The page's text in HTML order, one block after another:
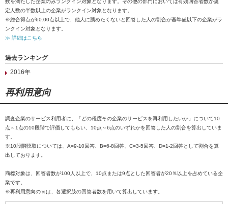
数を満たした企業のみランクイン対象となります。その他の部門においては有効回答者数が規
定人数の半数以上の企業がランクイン対象となります。
※総合得点が60.00点以上で、他人に薦めたくないと回答した人の割合が基準値以下の企業がラ
ンクイン対象となります。
≫ 詳細はこちら
過去ランキング
2016年
再利用意向
調査企業のサービス利用者に、「どの程度その企業のサービスを再利用したいか」について10
点～1点の10段階で評価してもらい、10点～6点のいずれかを回答した人の割合を算出していま
す。
※10段階聴取については、A=9-10回答、B=6-8回答、C=3-5回答、D=1-2回答として割合を算
出しております。
商標対象は、回答者数が100人以上で、10点または9点とした回答者が20％以上を占めている企
業です。
※再利用意向の％は、各選択肢の回答者数を用いて算出しています。